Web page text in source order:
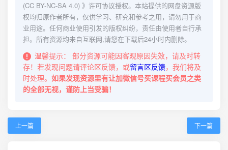
(CC BY-NC-SA 4.0) 》许可协议授权。本站提供的网盘资源版
权均归原作者所有，仅供学习、研究和参考之用，请勿用于商
业用途。任何商业使用引发的版权纠纷，责任由使用者自行承
担。所有资源均来自互联网,请您在下载后24小时内删除。
温馨提示：
部分资源可能因客观原因失效，请及时转
存！若发现问题请评论区反馈，或留言区反馈，我们将及
时处理。 如果发现资源里有让加微信号买课程买会员之类
的全部无视，谨防上当受骗！
上一篇 下一篇